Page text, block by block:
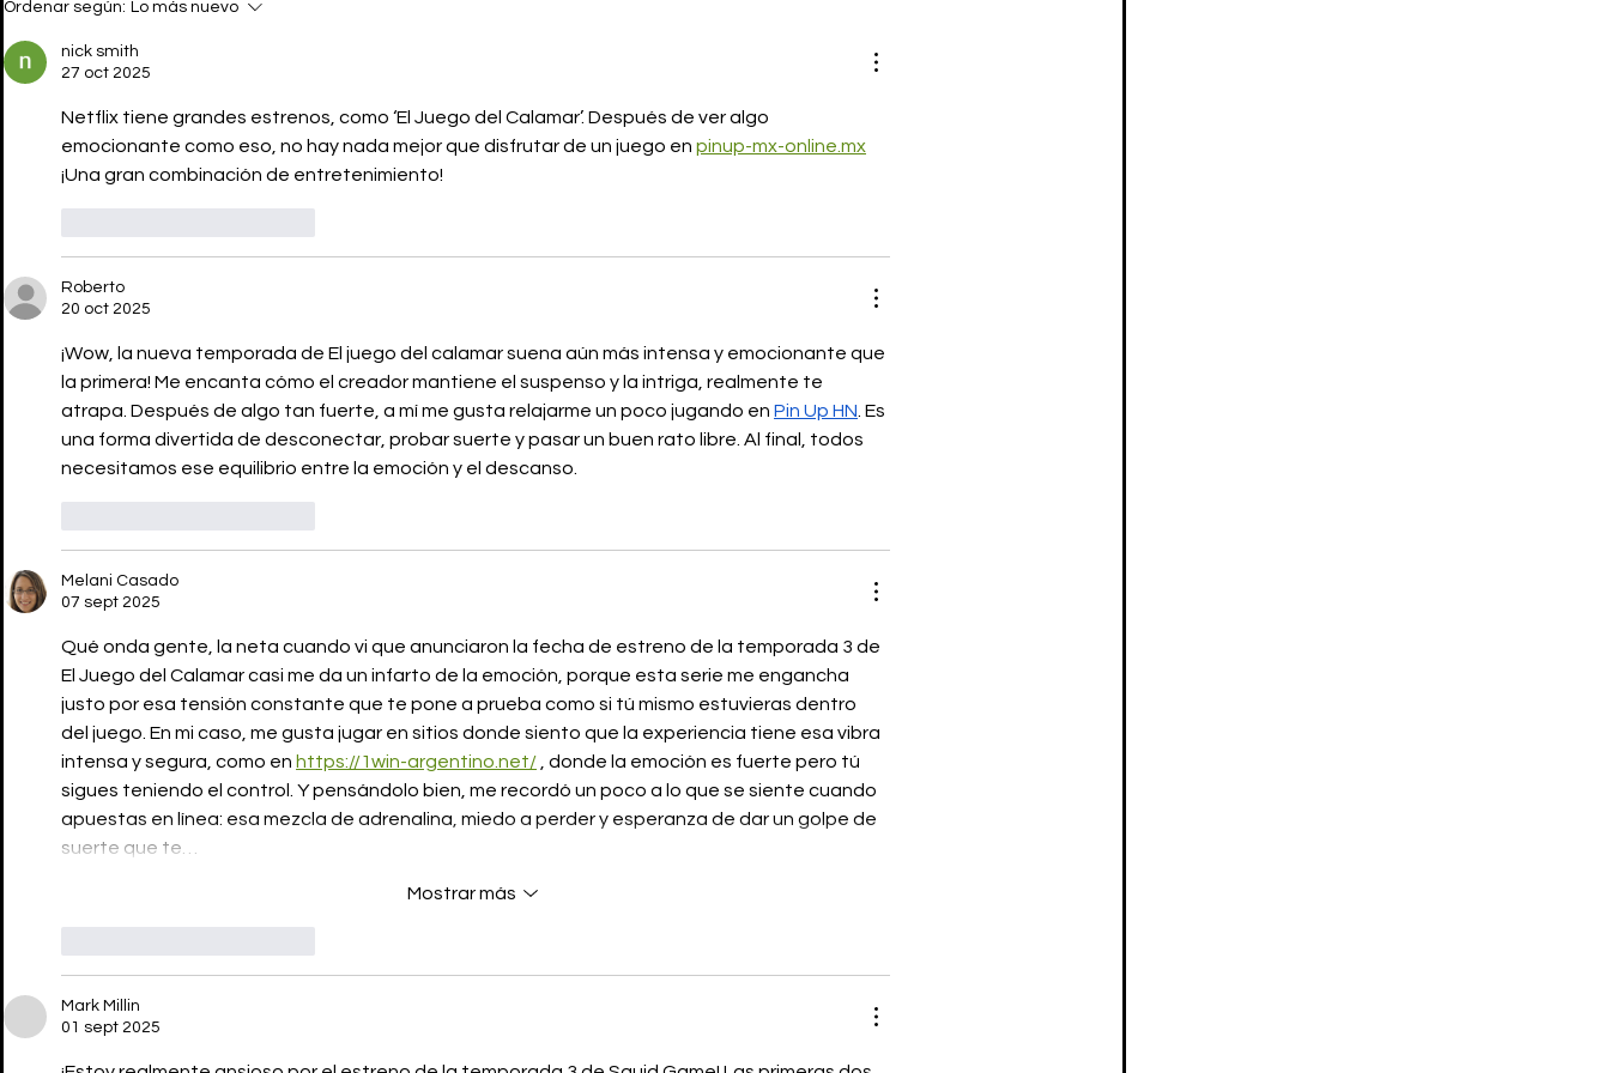
reality inspirado en EL
JUEGO DEL CALAMAR
Ordenar según: Lo más nuevo
nick smith
27 oct 2025
Netflix tiene grandes estrenos, como ‘El Juego del Calamar’. Después de ver algo
emocionante como eso, no hay nada mejor que disfrutar de un juego en pinup-mx-online.mx
¡Una gran combinación de entretenimiento!
Roberto
20 oct 2025
¡Wow, la nueva temporada de El juego del calamar suena aún más intensa y emocionante que
la primera! Me encanta cómo el creador mantiene el suspenso y la intriga, realmente te
atrapa. Después de algo tan fuerte, a mí me gusta relajarme un poco jugando en Pin Up HN. Es
una forma divertida de desconectar, probar suerte y pasar un buen rato libre. Al final, todos
necesitamos ese equilibrio entre la emoción y el descanso.
Melani Casado
07 sept 2025
Qué onda gente, la neta cuando vi que anunciaron la fecha de estreno de la temporada 3 de
El Juego del Calamar casi me da un infarto de la emoción, porque esta serie me engancha
justo por esa tensión constante que te pone a prueba como si tú mismo estuvieras dentro
del juego. En mi caso, me gusta jugar en sitios donde siento que la experiencia tiene esa vibra
intensa y segura, como en https://1win-argentino.net/ , donde la emoción es fuerte pero tú
sigues teniendo el control. Y pensándolo bien, me recordó un poco a lo que se siente cuando
apuestas en línea: esa mezcla de adrenalina, miedo a perder y esperanza de dar un golpe de
suerte que te…
Mostrar más
Mark Millin
01 sept 2025